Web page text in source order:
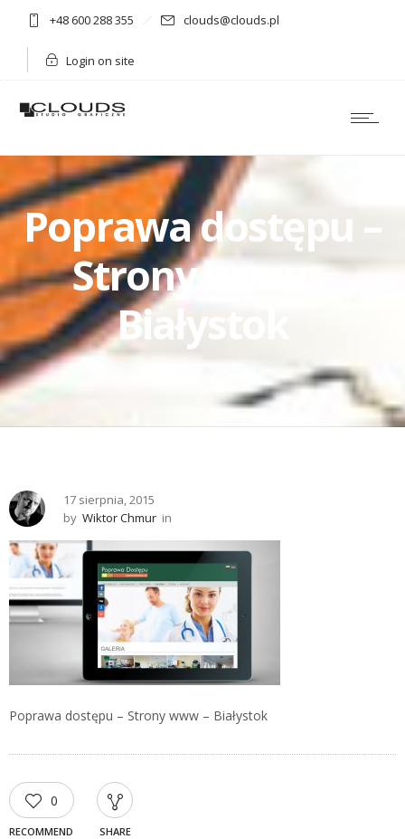
+48 600 288 355 clouds@clouds.pl
Login on site
Poprawa dostępu –
Strony www –
Białystok
17 sierpnia, 2015
by Wiktor Chmur in
Poprawa dostępu – Strony www – Białystok
0
RECOMMEND SHARE